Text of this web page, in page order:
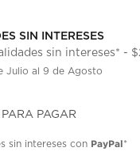
SIN INTERESES
sin intereses* -
Julio al 9 de Agosto
PAGAR
sin intereses con PayPal*